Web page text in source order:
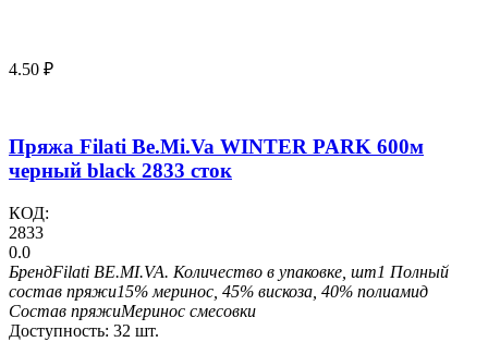
4.50 ₽
Пряжа Filati Be.Mi.Va WINTER PARK 600м
черный black 2833 сток
КОД:
2833
0.0
БрендFilati BE.MI.VA. Количество в упаковке, шт1 Полный
состав пряжи15% меринос, 45% вискоза, 40% полиамид
Состав пряжиМеринос смесовки
Доступность: 32 шт.